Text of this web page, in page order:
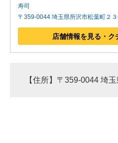
エレクトロニクス専門サイト
電子設計の基本と応用
建設×テクノロジーの最前線
寿司
〒359-0044 埼玉県所沢市松葉町２３
店舗情報を見る・ク
【住所】〒359-0044 埼